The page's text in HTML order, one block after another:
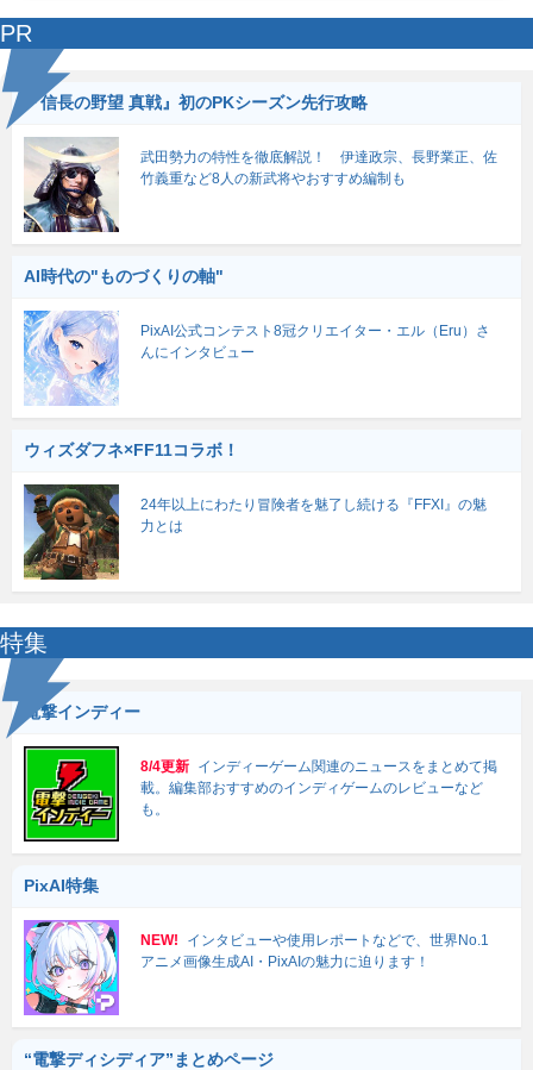
PR
『信長の野望 真戦』初のPKシーズン先行攻略
武田勢力の特性を徹底解説！ 伊達政宗、長野業正、佐
竹義重など8人の新武将やおすすめ編制も
AI時代の"ものづくりの軸"
PixAI公式コンテスト8冠クリエイター・エル（Eru）さ
んにインタビュー
ウィズダフネ×FF11コラボ！
24年以上にわたり冒険者を魅了し続ける『FFXI』の魅
力とは
特集
電撃インディー
8/4更新 インディーゲーム関連のニュースをまとめて掲
載。編集部おすすめのインディゲームのレビューなど
も。
PixAI特集
NEW!
インタビューや使用レポートなどで、世界No.1
アニメ画像生成AI・PixAIの魅力に迫ります！
“電撃ディシディア”まとめページ